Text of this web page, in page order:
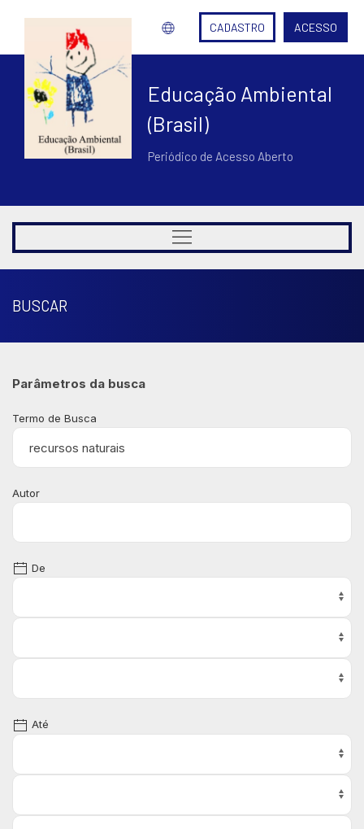
CADASTRO ACESSO
Educação Ambiental
(Brasil)
Periódico de Acesso Aberto
BUSCAR
Parâmetros da busca
Termo de Busca
Autor
De
Até